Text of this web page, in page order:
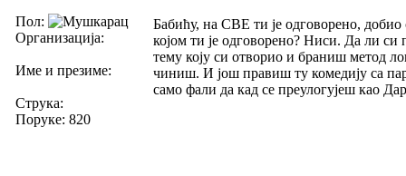
Пол:
Организација:
Име и презиме:
Струка:
Поруке: 820
Бабићу, на СВЕ ти је одговорено,
којом ти је одговорено? Ниси. Да ли
тему коју си отворио и браниш метод
чиниш. И још правиш ту комедију са
само фали да кад се преулогујеш као